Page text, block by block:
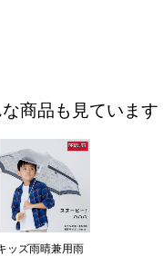
商品も見ています
ッズ雨晴兼用雨